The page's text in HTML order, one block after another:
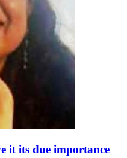
it its due importance